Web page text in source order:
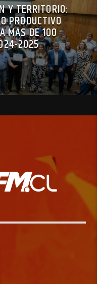
Y TERRITORIO:
PRODUCTIVO
MÁS DE 100
2025